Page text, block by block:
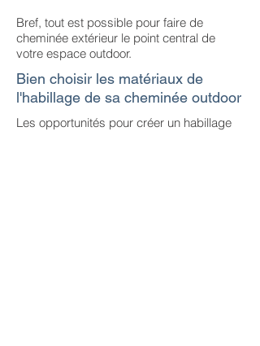
Bref, tout est possible pour faire de
cheminée extérieur le point central de
votre espace outdoor.
Bien choisir les matériaux de
l'habillage de sa cheminée outdoor
Les opportunités pour créer un habillage